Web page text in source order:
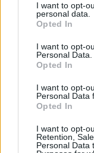
I want to opt-
personal data.
Opted In
I want to opt-
Personal Data.
Opted In
I want to opt-
Personal Data
Opted In
I want to opt-
Retention,
Personal Data
Οι
θα είναι
ΤΕΛΕΥΤΑΙΑ ΝΕΑ